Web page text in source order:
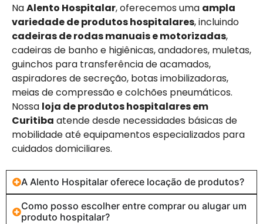
NaAlento Hospitalar, oferecemos uma ampla
variedade de produtos hospitalares, incluindo
cadeiras de rodas manuais e motorizadas,
cadeiras de banho e higiênicas, andadores, muletas,
guinchos para transferência de acamados,
aspiradores de secreção, botas imobilizadoras,
meias de compressão e colchões pneumáticos.
Nossa loja de produtos hospitalares em
Curitiba atende desde necessidades básicas de
mobilidade até equipamentos especializados para
cuidados domiciliares.
A Alento Hospitalar oferece locação de produtos?
Como posso escolher entre comprar ou alugar um
produto hospitalar?